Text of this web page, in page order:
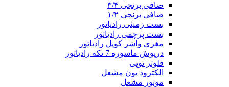
صافی برنجی ۳/۴
صافی برنجی ۱/۲
بست زمینی رادیاتور
بست پرچمی رادیاتور
مغزی واشر کوپل رادیاتور
درپوش ماسوره 7 تکه رادیاتور
فلوتر توپی
الکترود یون مشعل
موتور مشعل